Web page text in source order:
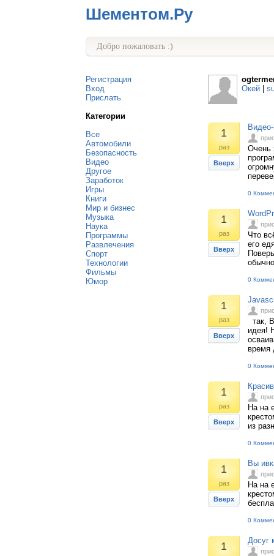
Шементом.Ру
Добро пожаловать :)
Регистрация
Вход
Прислать
Категории
Все
Автомобили
Безопасность
Видео
Другое
Заработок
Игры
Книги
Мир и бизнес
Музыка
Наука
Программы
Развлечения
Спорт
Технологии
Фильмы
Юмор
Окей
1
раз
Вверх
Очень
0
1
раз
Вверх
Что
его
0
1
раз
Вверх
так,
идея!
время
0
1
раз
Вверх
На на
из
0
1
раз
Вверх
Вы
На на
0
1 Досуг